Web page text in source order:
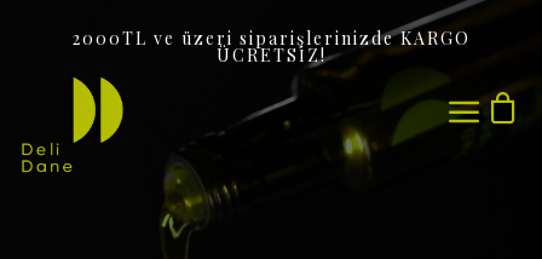
2000TL ve üzeri siparişlerinizde KARGO
ÜCRETSİZ!
Sepetinizde ürün bulunmuyor.